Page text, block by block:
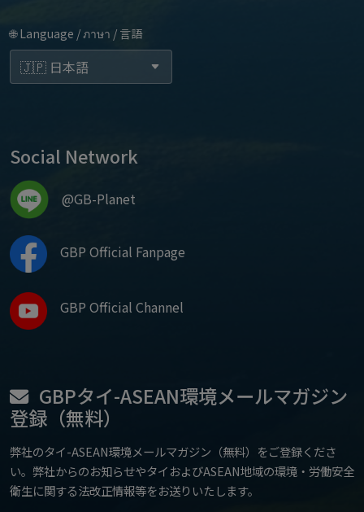
🌐 Language / ภาษา / 言語
Social Network
@GB-Planet
GBP Official Fanpage
GBP Official Channel
GBPタイ-ASEAN環境メールマガジン
登録（無料）
弊社のタイ-ASEAN環境メールマガジン（無料）をご登録くださ
い。弊社からのお知らせやタイおよびASEAN地域の環境・労働安全
衛生に関する法改正情報等をお送りいたします。